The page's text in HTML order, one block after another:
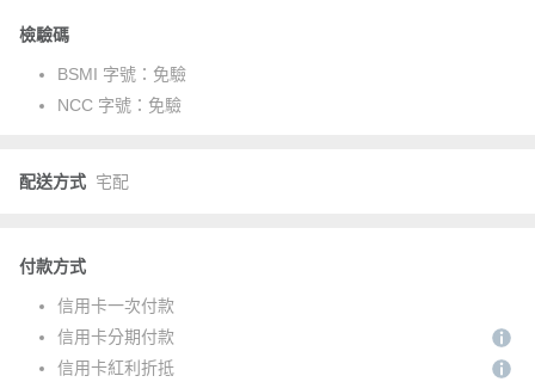
檢驗碼
BSMI 字號： 免驗
NCC 字號： 免驗
配送方式 宅配
付款方式
信用卡一次付款
信用卡分期付款
信用卡紅利折抵